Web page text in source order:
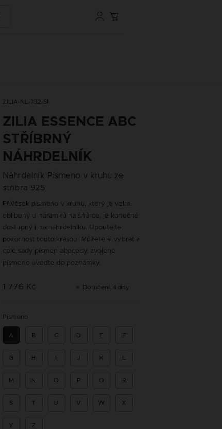
ZILIA-NL-732-SI
ZILIA ESSENCE ABC
STŘÍBRNÝ
NÁHRDELNÍK
Náhrdelník Písmeno v kruhu ze
stříbra 925
Přívěsek písmeno v kruhu, který je velmi
oblíbený u náramků na šňůrce, je konečně
dostupný i na náhrdelníku. Upoutejte
pozornost touto krásou. Můžete si vybrat z
celé sady písmen abecedy, zvolené
písmeno uveďte do poznámky.
1 776 Kč Doručení: 4 dny
Písmeno
A B C D E F
G H I J K L
M N O P Q R
S T U V W X
Y Z